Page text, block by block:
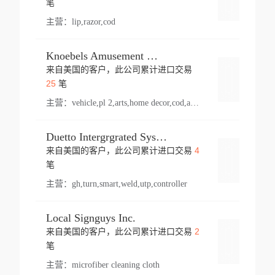
笔
主营： lip,razor,cod
Knoebels Amusement Resort
来自美国的客户，此公司累计进口交易
25笔
主营： vehicle,pl 2,arts,home decor,cod,amusement ride,sea
Duetto Intergrgrated Systems Inc.
来自美国的客户，此公司累计进口交易 4
笔
主营： gh,turn,smart,weld,utp,controller
Local Signguys Inc.
来自美国的客户，此公司累计进口交易 2
笔
主营： microfiber cleaning cloth